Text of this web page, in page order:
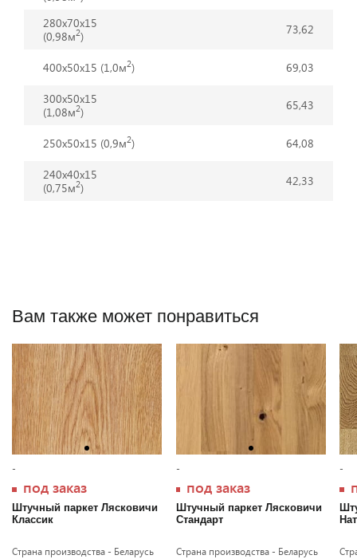
280х70x15
(0,98м2) 73,62
400х50x15 (1,0м2) 69,03
300х50x15
(1,08м2) 65,43
250х50x15 (0,9м2) 64,08
240х40x15
(0,75м2) 42,33
Вам также может понравиться
-
под заказ
Штучный паркет Лясковичи
Классик
Страна производства - Беларусь
-
под заказ
Штучный паркет Лясковичи
Стандарт
Страна производства - Беларусь
-